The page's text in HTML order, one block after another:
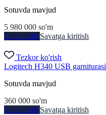
Sotuvda mavjud
5 980 000 so'm
Sotib olish Savatga kiritish
Tezkor ko'rish
Logitech H340 USB garniturasi
Sotuvda mavjud
360 000 so'm
Sotib olish Savatga kiritish